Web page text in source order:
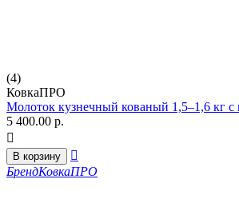
(4)
КовкаПРО
Молоток кузнечный кованый 1,5–1,6 кг с
5 400.00 р.

В корзину

БрендКовкаПРО